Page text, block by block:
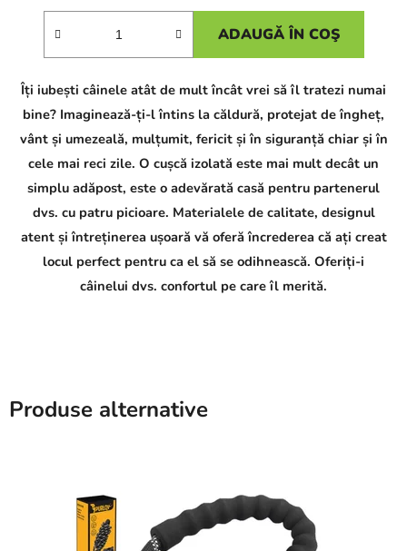
ADAUGĂ ÎN COŞ
Îți iubești câinele atât de mult încât vrei să îl tratezi numai
bine? Imaginează-ți-l întins la căldură, protejat de îngheț,
vânt și umezeală, mulțumit, fericit și în siguranță chiar și în
cele mai reci zile. O cușcă izolată este mai mult decât un
simplu adăpost, este o adevărată casă pentru partenerul
dvs. cu patru picioare. Materialele de calitate, designul
atent și întreținerea ușoară vă oferă încrederea că ați creat
locul perfect pentru ca el să se odihnească. Oferiți-i
câinelui dvs. confortul pe care îl merită.
Produse alternative